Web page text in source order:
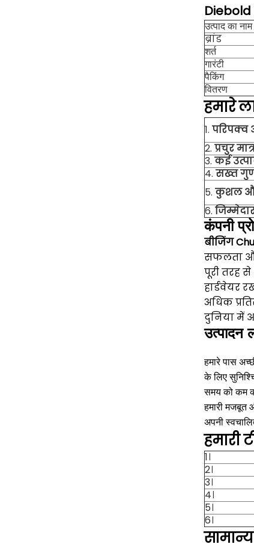
Diebold
उत्पाद का नाम
ब्रांड
शर्त
गारंटी
पैकिंग
वितरण
हमारे
1. परिपक्व
2. प्रचुर
3. कई
4. सख्त
5. कुशल
6.
कंपनी
बीजिंग
सफलता
पूरी तरह
हार्डवेयर
अधिक
दुनिया में
उत्पादन
हमारे पास
के लिए
समय को कम
हमारी मजबूत
अपनी
हमारी
1।
2।
3।
4।
5।
6।